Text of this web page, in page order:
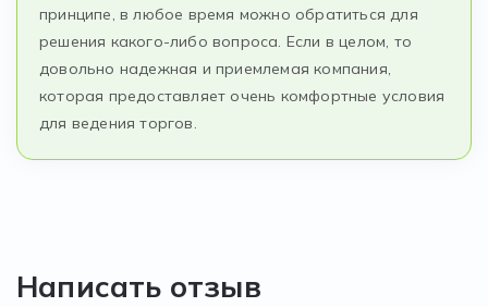
принципе, в любое время можно обратиться для
решения какого-либо вопроса. Если в целом, то
довольно надежная и приемлемая компания,
которая предоставляет очень комфортные условия
для ведения торгов.
Написать отзыв